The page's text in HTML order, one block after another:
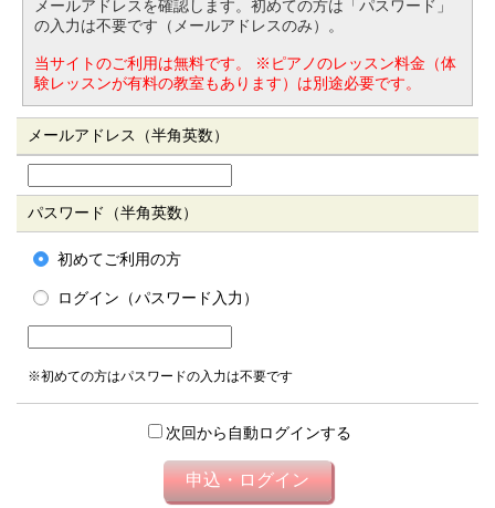
メールアドレスを確認します。初めての方は「パスワード」
の入力は不要です（メールアドレスのみ）。
当サイトのご利用は無料です。
※ピアノのレッスン料金（体
験レッスンが有料の教室もあります）は別途必要です。
メールアドレス（半角英数）
パスワード（半角英数）
初めてご利用の方
ログイン（パスワード入力）
※初めての方はパスワードの入力は不要です
次回から自動ログインする